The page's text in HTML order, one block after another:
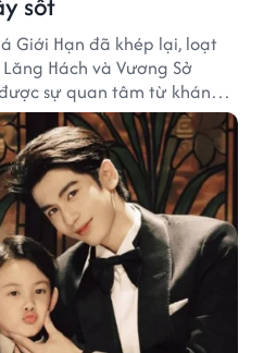
Giới Hạn đã khép lại, loạt
Hách và Vương Sở
sự quan tâm từ khán